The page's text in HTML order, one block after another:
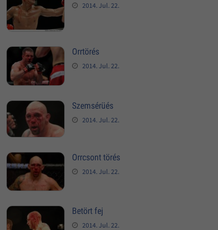
2014. Jul. 22.
Orrtörés
2014. Jul. 22.
Szemsérüés
2014. Jul. 22.
Orrcsont törés
2014. Jul. 22.
Betört fej
2014. Jul. 22.